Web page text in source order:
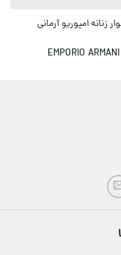
زنانه امپوریو آرمانی
EMPORIO ARMANI